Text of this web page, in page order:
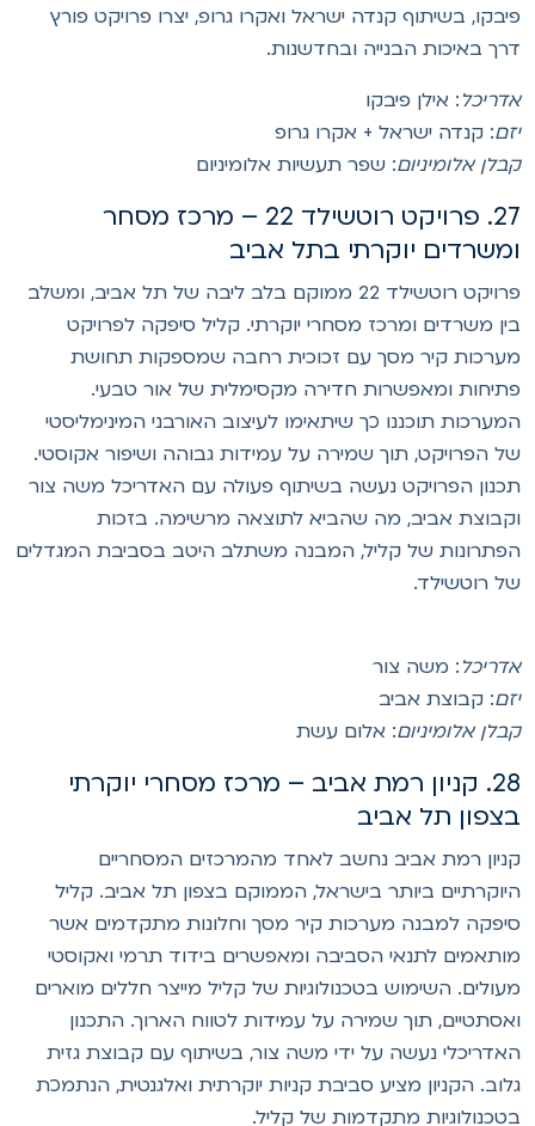
בשיתוף קנדה ישראל ואקרו גרופ, יצרו פרויקט פורץ
באיכות הבנייה ובחדשנות.
: אילן פיבקו
: קנדה ישראל + אקרו גרופ
אלומיניום: שפר תעשיות אלומיניום
27. פרויקט רוטשילד 22 – מרכז מסחר
יוקרתי בתל אביב
פרויקט רוטשילד 22 ממוקם בלב ליבה של תל אביב, ומשלב
משרדים ומרכז מסחרי יוקרתי. קליל סיפקה לפרויקט
קיר מסך עם זכוכית רחבה שמספקות תחושת
ומאפשרות חדירה מקסימלית של אור טבעי.
תוכננו כך שיתאימו לעיצוב האורבני המינימליסטי
הפרויקט, תוך שמירה על עמידות גבוהה ושיפור אקוסטי.
הפרויקט נעשה בשיתוף פעולה עם האדריכל משה צור
אביב, מה שהביא לתוצאה מרשימה. בזכות
של קליל, המבנה משתלב היטב בסביבת המגדלים
רוטשילד.
: משה צור
: קבוצת אביב
אלומיניום: אלום עשת
28. קניון רמת אביב – מרכז מסחרי יוקרתי
תל אביב
רמת אביב נחשב לאחד מהמרכזים המסחריים
ביותר בישראל, הממוקם בצפון תל אביב. קליל
למבנה מערכות קיר מסך וחלונות מתקדמים אשר
לתנאי הסביבה ומאפשרים בידוד תרמי ואקוסטי
השימוש בטכנולוגיות של קליל מייצר חללים מוארים
תוך שמירה על עמידות לטווח הארוך. התכנון
נעשה על ידי משה צור, בשיתוף עם קבוצת גזית
הקניון מציע סביבת קניות יוקרתית ואלגנטית, הנתמכת
מתקדמות של קליל.